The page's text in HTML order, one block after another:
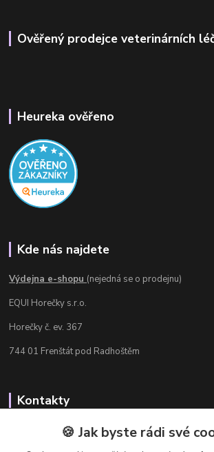
Ověřený prodejce veterinárních
Heureka ověřeno
Kde nás najdete
Výdejna e-shopu (nejedná se o prodejnu)
EQUI Horečky s.r.o.
Horečky č. ev. 367
744 01 Frenštát pod Radhoštěm
Kontakty
Radka Chamrádová
+420 737 484 708
🍪 Jak byste rádi své